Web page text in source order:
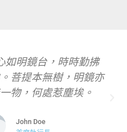
如明鏡台，時時勤拂
菩提本無樹，明鏡亦
物，何處惹塵埃。
John Doe